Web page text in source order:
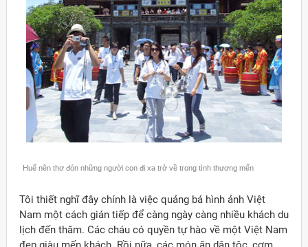
Huế nên thơ đón những người con đi xa trở về trong tình thương mến
Tôi thiết nghĩ đây chính là việc quảng bá hình ảnh Việt
Nam một cách gián tiếp để càng ngày càng nhiều khách du
lịch đến thăm. Các cháu có quyền tự hào về một Việt Nam